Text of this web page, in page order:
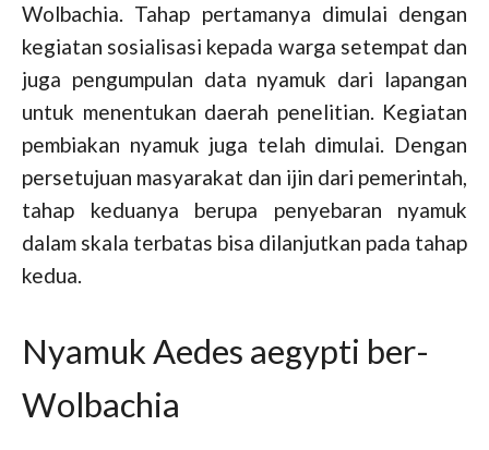
Wolbachia. Tahap pertamanya dimulai dengan
kegiatan sosialisasi kepada warga setempat dan
juga pengumpulan data nyamuk dari lapangan
untuk menentukan daerah penelitian. Kegiatan
pembiakan nyamuk juga telah dimulai. Dengan
persetujuan masyarakat dan ijin dari pemerintah,
tahap keduanya berupa penyebaran nyamuk
dalam skala terbatas bisa dilanjutkan pada tahap
kedua.
Nyamuk Aedes aegypti ber-
Wolbachia